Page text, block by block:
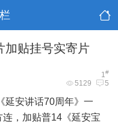
加贴挂号实寄片
1#
5129 5
延安讲话70周年》一
，加贴普14《延安宝